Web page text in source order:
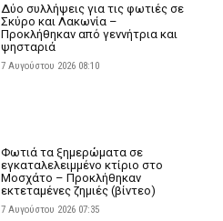
Δύο συλλήψεις για τις φωτιές σε
Σκύρο και Λακωνία –
Προκλήθηκαν από γεννήτρια και
ψησταριά
7 Αυγούστου 2026 08:10
Φωτιά τα ξημερώματα σε
εγκαταλελειμμένο κτίριο στο
Μοσχάτο – Προκλήθηκαν
εκτεταμένες ζημιές (βίντεο)
7 Αυγούστου 2026 07:35